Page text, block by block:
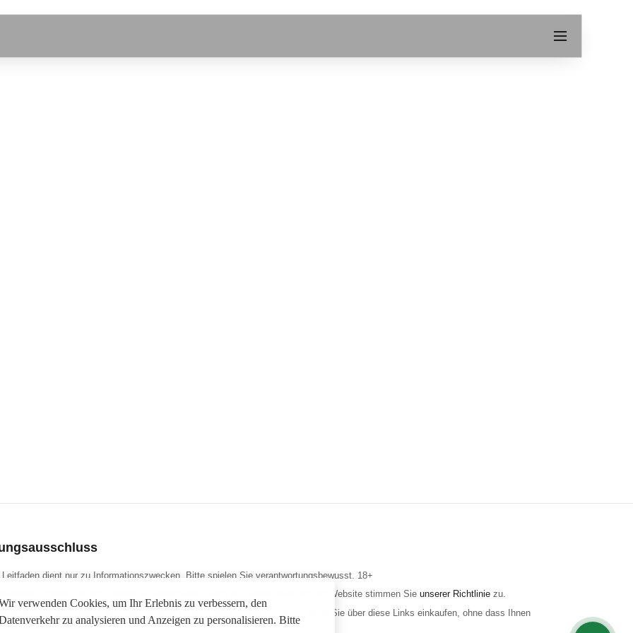
Leitfaden dient nur zu Informationszwecken. Bitte spielen Sie verantwortungsbewusst. 18+
Cookies, um Ihr Erlebnis zu verbessern. Durch die weitere Nutzung der Website stimmen Sieunserer Richtlinie zu.
enthält Affiliate-Links. Wir erhalten möglicherweise eine Provision, wenn Sie über diese Links einkaufen, ohne dass Ihnen
Kosten entstehen.
verwenden Cookies, um Ihr Erlebnis zu verbessern, den
zu analysieren und Anzeigen zu personalisieren. Bitte